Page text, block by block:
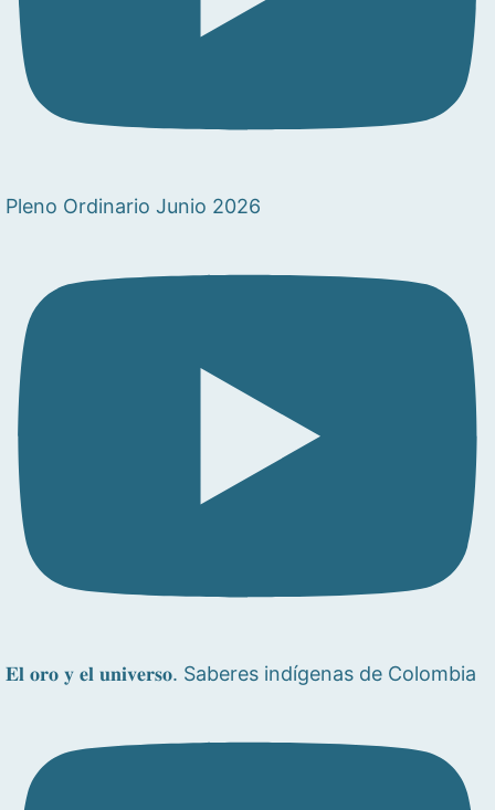
Pleno Ordinario Junio 2026
𝐄𝐥 𝐨𝐫𝐨 𝐲 𝐞𝐥 𝐮𝐧𝐢𝐯𝐞𝐫𝐬𝐨. Saberes indígenas de Colombia